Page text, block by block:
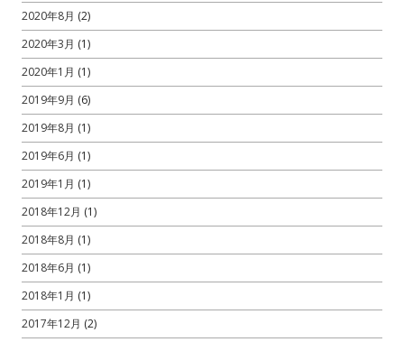
2020年8月 (2)
2020年3月 (1)
2020年1月 (1)
2019年9月 (6)
2019年8月 (1)
2019年6月 (1)
2019年1月 (1)
2018年12月 (1)
2018年8月 (1)
2018年6月 (1)
2018年1月 (1)
2017年12月 (2)